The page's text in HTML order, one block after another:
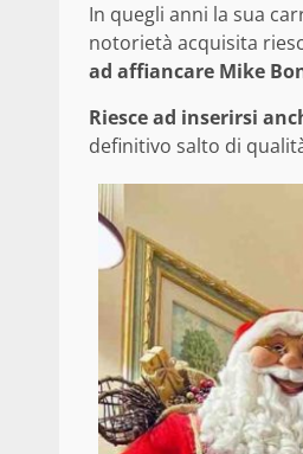
In quegli anni la sua
notorietà acquisita
ad affiancare Mike
Riesce ad inserirsi
definitivo salto di